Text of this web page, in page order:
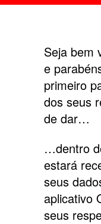
Seja bem
e
primeiro
dos seus
de dar…
…dentro
estará
seus
aplicativo
seus